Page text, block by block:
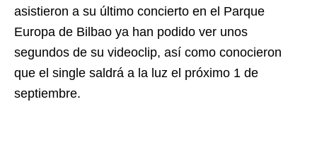
asistieron a su último concierto en el Parque
Europa de Bilbao ya han podido ver unos
segundos de su videoclip, así como conocieron
que el single saldrá a la luz el próximo 1 de
septiembre.